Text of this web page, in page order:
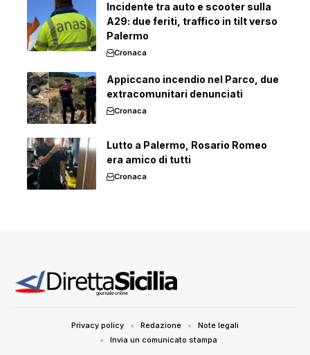
Incidente tra auto e scooter sulla
A29: due feriti, traffico in tilt verso
Palermo
Cronaca
Appiccano incendio nel Parco, due
extracomunitari denunciati
Cronaca
Lutto a Palermo, Rosario Romeo
era amico di tutti
Cronaca
Privacy policy Redazione
Note legali
Invia un comunicato stampa